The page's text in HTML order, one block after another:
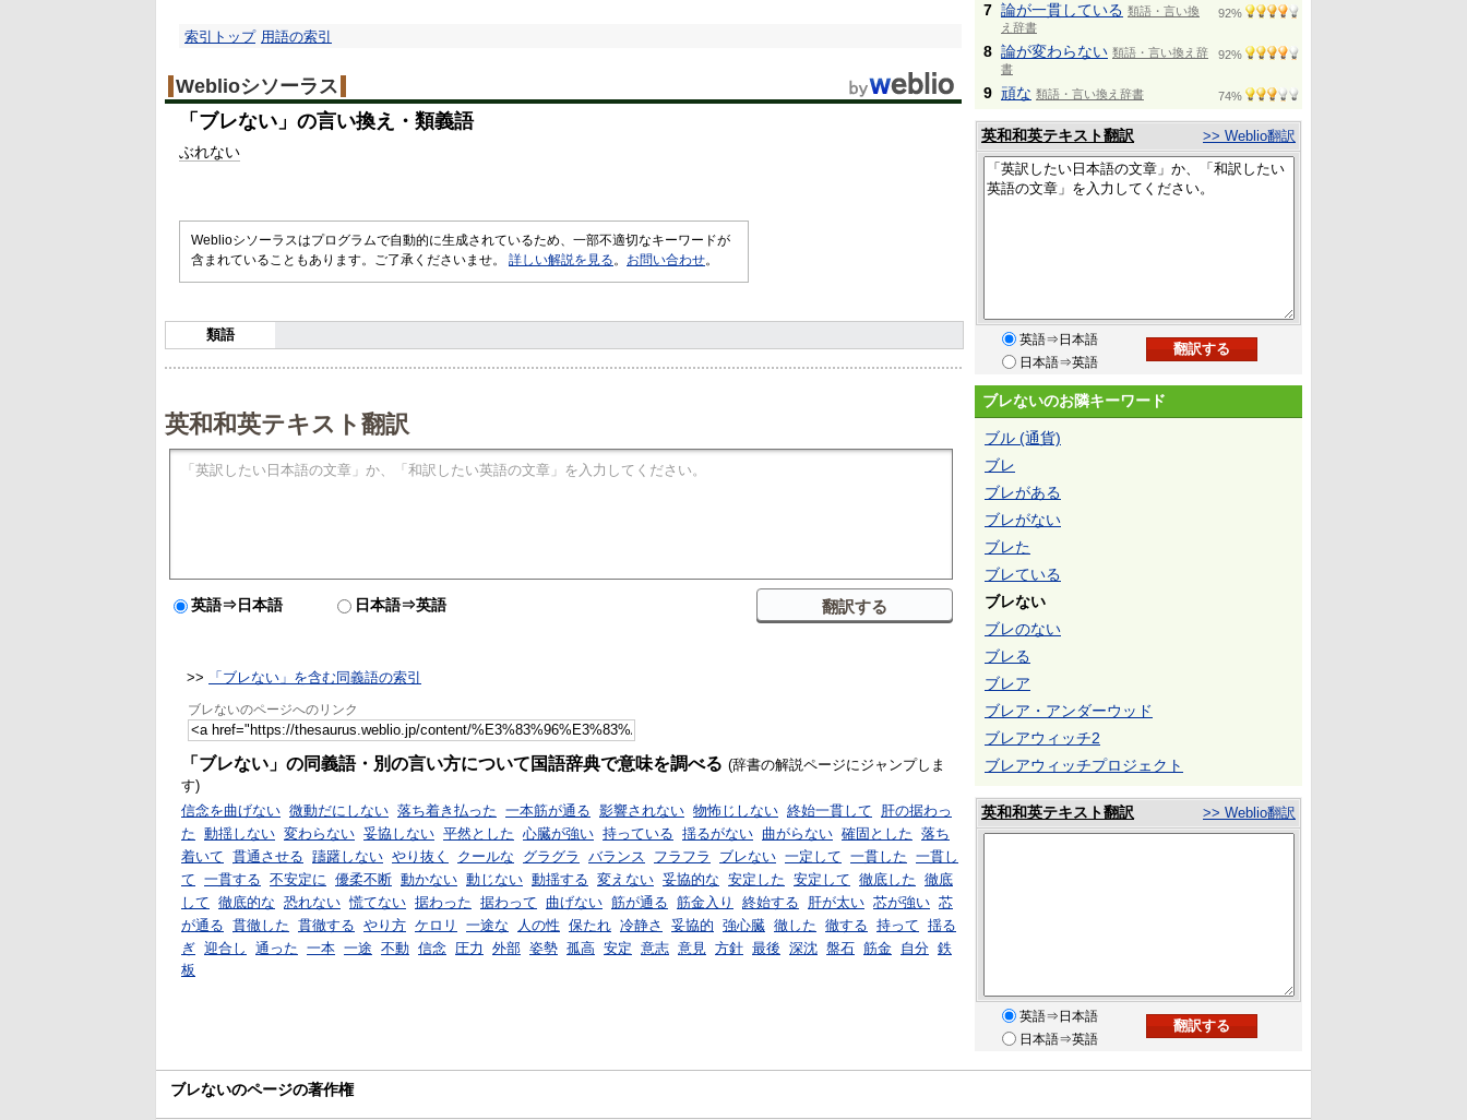
索引トップ 用語の索引
Weblioシソーラス
「 ブレない 」の言い換え・類義語
ぶれない
Weblioシソーラスはプログラムで自動的に生成されているため、一部不適切なキーワードが
含まれていることもあります。ご了承くださいませ。 詳しい解説を見る 。 お問い合わせ。
類語
英和和英テキスト翻訳
英語⇒日本語 日本語⇒英語
>> 「ブレない」を含む同義語の索引
ブレないのページへのリンク
「ブレない」の同義語・別の言い方について国語辞典で意味を調べる (辞書の解説ページにジャンプしま
す)
信念を曲げない 微動だにしない 落ち着き払った 一本筋が通る 影響されない 物怖じしない 終始一貫して
肝の据わっ
た 動揺しない 変わらない 妥協しない 平然とした 心臓が強い 持っている 揺るがない 曲がらない 確固とした 落ち
着いて 貫通させる 躊躇しない やり抜く クールな グラグラ バランス フラフラ ブレない 一定して 一貫した 一貫し
て 一貫する 不安定に 優柔不断 動かない 動じない 動揺する 変えない 妥協的な 安定した 安定して 徹底した 徹底
して 徹底的な 恐れない 慌てない 据わった 据わって 曲げない 筋が通る 筋金入り 終始する 肝が太い 芯が強い 芯
が通る 貫徹した 貫徹する やり方 ケロリ 一途な 人の性 保たれ 冷静さ 妥協的 強心臓 徹した 徹する 持って 揺る
ぎ 迎合し 通った 一本 一途 不動 信念 圧力 外部 姿勢 孤高 安定 意志 意見 方針 最後 深沈 盤石 筋金 自分 鉄
板
7 論が一貫している 類語・言い換
え辞書
92%
8 論が変わらない 類語・言い換え辞
書
92%
9 頑な 類語・言い換え辞書 74%
英和和英テキスト翻訳 >> Weblio翻訳
英語⇒日本語
日本語⇒英語
ブレないのお隣キーワード
ブル (通貨)
ブレ
ブレがある
ブレがない
ブレた
ブレている
ブレない
ブレのない
ブレる
ブレア
ブレア・アンダーウッド
ブレアウィッチ2
ブレアウィッチプロジェクト
英和和英テキスト翻訳 >> Weblio翻訳
英語⇒日本語
日本語⇒英語
ブレないのページの著作権